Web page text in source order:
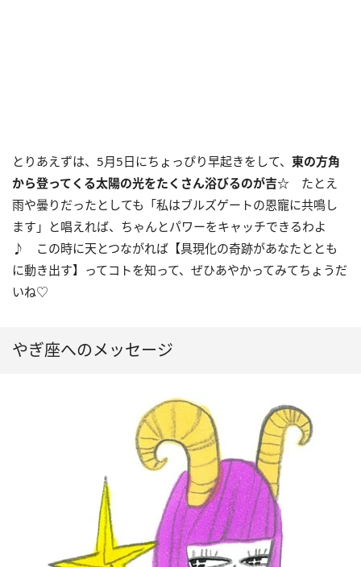
とりあえずは、 5月5日にちょっぴり早起きをして、 東の方角
から登ってくる太陽の光をたくさん浴びるのが吉☆ たとえ
雨や曇りだったとしても「私はブルズゲートの恩寵に共鳴し
ます」と唱えれば、ちゃんとパワーをキャッチできるわよ
♪ この時に天とつながれば【具現化の奇跡があなたととも
に動き出す】ってコトを知って、ぜひあやかってみてちょうだ
いね♡
やぎ座へのメッセージ